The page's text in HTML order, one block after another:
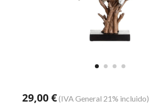
29,00 €(IVA General 21% incluido)